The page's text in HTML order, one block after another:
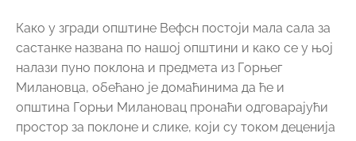
манифестација везаних за Вефсн и Норвешку у
истом термину у трајању од 2 – 3 дана, како би се у
Горњем Милановцу успоставио свеобухватан
догађај којим се слави пријатељство са Норвешком.
Предложено је да се Дан Норвешке куће, Марш
пријатељства, Српски фестивал светске музике и